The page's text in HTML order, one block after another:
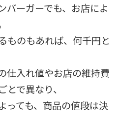
バーガーでも、お店によ
ものもあれば、何千円と
仕入れ値やお店の維持費
で異なり、
っても、商品の値段は決